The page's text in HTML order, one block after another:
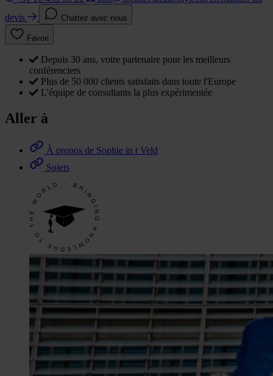
devis
Chattez avec nous
Favori
Depuis 30 ans, votre partenaire pour les meilleurs
conférenciers
Plus de 50 000 clients satisfaits dans toute l'Europe
L'équipe de consultants la plus expérimentée
Aller à
À propos de Sophie in t Veld
Sujets